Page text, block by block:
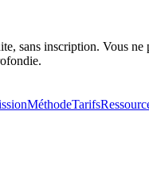
sans inscription. Vous ne
MéthodeTarifs